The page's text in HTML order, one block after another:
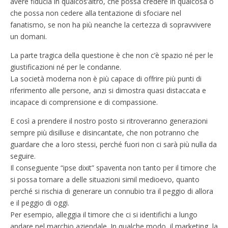
che possa non cedere alla tentazione di sfociare nel
fanatismo, se non ha più neanche la certezza di sopravvivere
un domani.
La parte tragica della questione è che non c’è spazio né per le
giustificazioni né per le condanne.
La società moderna non è più capace di offrire più punti di
riferimento alle persone, anzi si dimostra quasi distaccata e
incapace di comprensione e di compassione.
E così a prendere il nostro posto si ritroveranno generazioni
sempre più disilluse e disincantate, che non potranno che
guardare che a loro stessi, perché fuori non ci sarà più nulla da
seguire.
Il conseguente “ipse dixit” spaventa non tanto per il timore che
si possa tornare a delle situazioni simil medioevo, quanto
perché si rischia di generare un connubio tra il peggio di allora
e il peggio di oggi.
Per esempio, alleggia il timore che ci si identifichi a lungo